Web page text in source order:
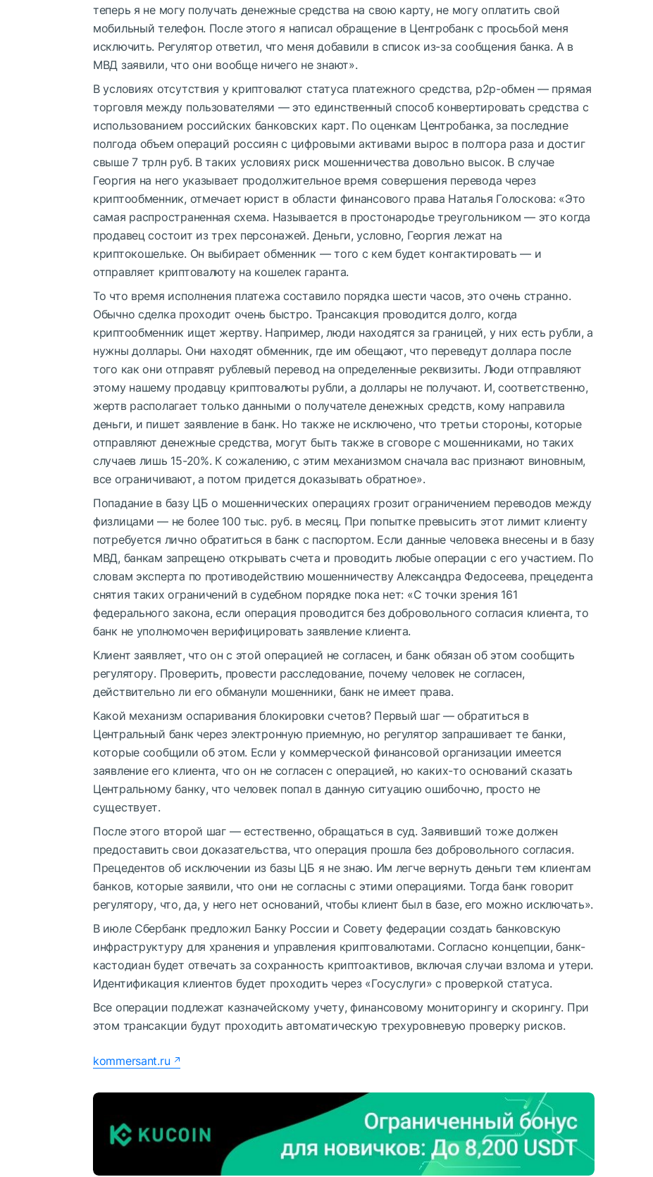
теперь я не могу получать денежные средства на свою карту, не могу оплатить свой
мобильный телефон. После этого я написал обращение в Центробанк с просьбой меня
исключить. Регулятор ответил, что меня добавили в список из-за сообщения банка. А в
МВД заявили, что они вообще ничего не знают».
В условиях отсутствия у криптовалют статуса платежного средства, p2p-обмен — прямая
торговля между пользователями — это единственный способ конвертировать средства с
использованием российских банковских карт. По оценкам Центробанка, за последние
полгода объем операций россиян с цифровыми активами вырос в полтора раза и достиг
свыше 7 трлн руб. В таких условиях риск мошенничества довольно высок. В случае
Георгия на него указывает продолжительное время совершения перевода через
криптообменник, отмечает юрист в области финансового права Наталья Голоскова: «Это
самая распространенная схема. Называется в простонародье треугольником — это когда
продавец состоит из трех персонажей. Деньги, условно, Георгия лежат на
криптокошельке. Он выбирает обменник — того с кем будет контактировать — и
отправляет криптовалюту на кошелек гаранта.
То что время исполнения платежа составило порядка шести часов, это очень странно.
Обычно сделка проходит очень быстро. Трансакция проводится долго, когда
криптообменник ищет жертву. Например, люди находятся за границей, у них есть рубли, а
нужны доллары. Они находят обменник, где им обещают, что переведут доллара после
того как они отправят рублевый перевод на определенные реквизиты. Люди отправляют
этому нашему продавцу криптовалюты рубли, а доллары не получают. И, соответственно,
жертв располагает только данными о получателе денежных средств, кому направила
деньги, и пишет заявление в банк. Но также не исключено, что третьи стороны, которые
отправляют денежные средства, могут быть также в сговоре с мошенниками, но таких
случаев лишь 15-20%. К сожалению, с этим механизмом сначала вас признают виновным,
все ограничивают, а потом придется доказывать обратное».
Попадание в базу ЦБ о мошеннических операциях грозит ограничением переводов между
физлицами — не более 100 тыс. руб. в месяц. При попытке превысить этот лимит клиенту
потребуется лично обратиться в банк с паспортом. Если данные человека внесены и в базу
МВД, банкам запрещено открывать счета и проводить любые операции с его участием. По
словам эксперта по противодействию мошенничеству Александра Федосеева, прецедента
снятия таких ограничений в судебном порядке пока нет: «С точки зрения 161
федерального закона, если операция проводится без добровольного согласия клиента, то
банк не уполномочен верифицировать заявление клиента.
Клиент заявляет, что он с этой операцией не согласен, и банк обязан об этом сообщить
регулятору. Проверить, провести расследование, почему человек не согласен,
действительно ли его обманули мошенники, банк не имеет права.
Какой механизм оспаривания блокировки счетов? Первый шаг — обратиться в
Центральный банк через электронную приемную, но регулятор запрашивает те банки,
которые сообщили об этом. Если у коммерческой финансовой организации имеется
заявление его клиента, что он не согласен с операцией, но каких-то оснований сказать
Центральному банку, что человек попал в данную ситуацию ошибочно, просто не
существует.
После этого второй шаг — естественно, обращаться в суд. Заявивший тоже должен
предоставить свои доказательства, что операция прошла без добровольного согласия.
Прецедентов об исключении из базы ЦБ я не знаю. Им легче вернуть деньги тем клиентам
банков, которые заявили, что они не согласны с этими операциями. Тогда банк говорит
регулятору, что, да, у него нет оснований, чтобы клиент был в базе, его можно исключать».
В июле Сбербанк предложил Банку России и Совету федерации создать банковскую
инфраструктуру для хранения и управления криптовалютами. Согласно концепции, банк-
кастодиан будет отвечать за сохранность криптоактивов, включая случаи взлома и утери.
Идентификация клиентов будет проходить через «Госуслуги» с проверкой статуса.
Все операции подлежат казначейскому учету, финансовому мониторингу и скорингу. При
этом трансакции будут проходить автоматическую трехуровневую проверку рисков.
kommersant.ru